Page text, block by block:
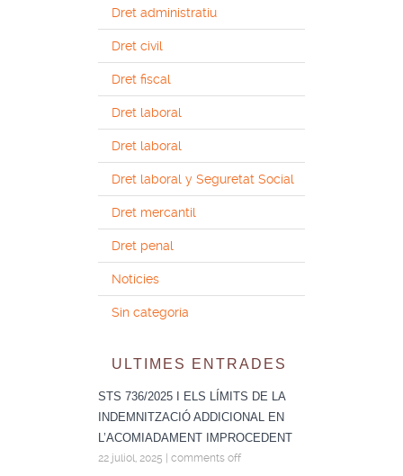
Dret administratiu
Dret civil
Dret fiscal
Dret laboral
Dret laboral
Dret laboral y Seguretat Social
Dret mercantil
Dret penal
Notícies
Sin categoría
ULTIMES ENTRADES
STS 736/2025 I ELS LÍMITS DE LA
INDEMNITZACIÓ ADDICIONAL EN
L’ACOMIADAMENT IMPROCEDENT
22 juliol, 2025 comments off